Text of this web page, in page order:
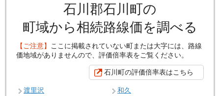
石川郡石川町の
町域から相続路線価を調べる
【ご注意】 ここに掲載されていない町または大字には、路線
価地域がありませんので、評価倍率表をご覧ください。
石川町の評価倍率表はこちら
渡里沢
和久